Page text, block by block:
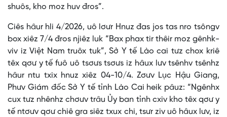
shuôs, kho moz huv đros”.
Ciês hâur hli 4/2026, uô lơưr Hnuz đas jos tas nro tsôngv
box xiêz 7/4 đros njiêz luk “Bax phax tir thêir moz gênhk-
viv iz Việt Nam truôx tuk”, Sở Y tế Lào cai tưz chox kriê
têx qơư y tế fuô uô tsơưs tsơưs iz hâux lưv tsênhv tsênhz
hâur ntu txix hnuz xiêz 04-10/4. Zơưv Lục Hậu Giang,
Phưv Giám đốc Sở Y tế tỉnh Lào Cai heik pâuz: “Ngênhx
cux tưz nhênhz chơưv trâu Ủy ban tỉnh cxiv kho têx qơư y
tế ntơưv qơư chiê gra siêz txux chi, tsưr ziv uô hâux lưv, iz